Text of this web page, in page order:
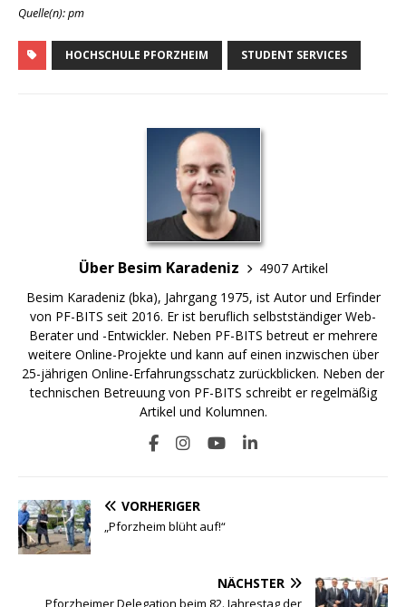
Quelle(n): pm
HOCHSCHULE PFORZHEIM STUDENT SERVICES
Über Besim Karadeniz
4907 Artikel
Besim Karadeniz (bka), Jahrgang 1975, ist Autor und Erfinder
von PF-BITS seit 2016. Er ist beruflich selbstständiger Web-
Berater und -Entwickler. Neben PF-BITS betreut er mehrere
weitere Online-Projekte und kann auf einen inzwischen über
25-jährigen Online-Erfahrungsschatz zurückblicken. Neben der
technischen Betreuung von PF-BITS schreibt er regelmäßig
Artikel und Kolumnen.
VORHERIGER
„Pforzheim blüht auf!“
NÄCHSTER
Pforzheimer Delegation beim 82. Jahrestag der